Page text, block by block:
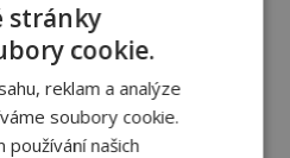
skrývá něco zcela
co změní naše
je však pokračovat
myslí a nechat se vést
stránky
cookie.
reklam a analýze
soubory cookie.
používání našich